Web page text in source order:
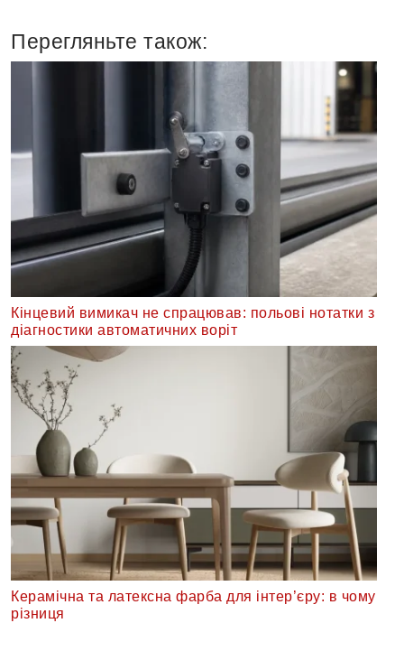
Перегляньте також:
Кінцевий вимикач не спрацював: польові нотатки з
діагностики автоматичних воріт
Керамічна та латексна фарба для інтер’єру: в чому
різниця